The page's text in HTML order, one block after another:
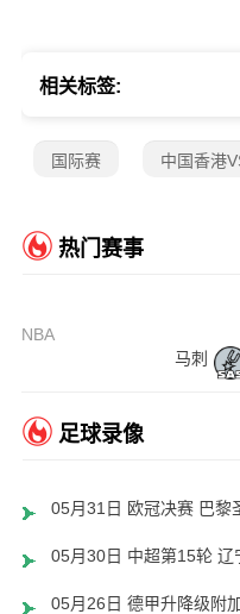
相关标签:
国际赛 中国香港
热门赛事
NBA
马刺
足球录像
05月31日 欧冠决赛 巴黎
05月30日 中超第15轮 辽
05月26日 德甲升降级附